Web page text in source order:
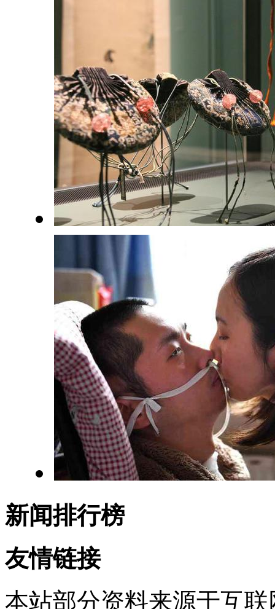
新闻排行榜
友情链接
本站部分资料来源于互